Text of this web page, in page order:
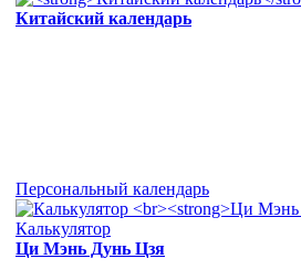
Китайский календарь
Персональный календарь
Калькулятор
Ци Мэнь Дунь Цзя